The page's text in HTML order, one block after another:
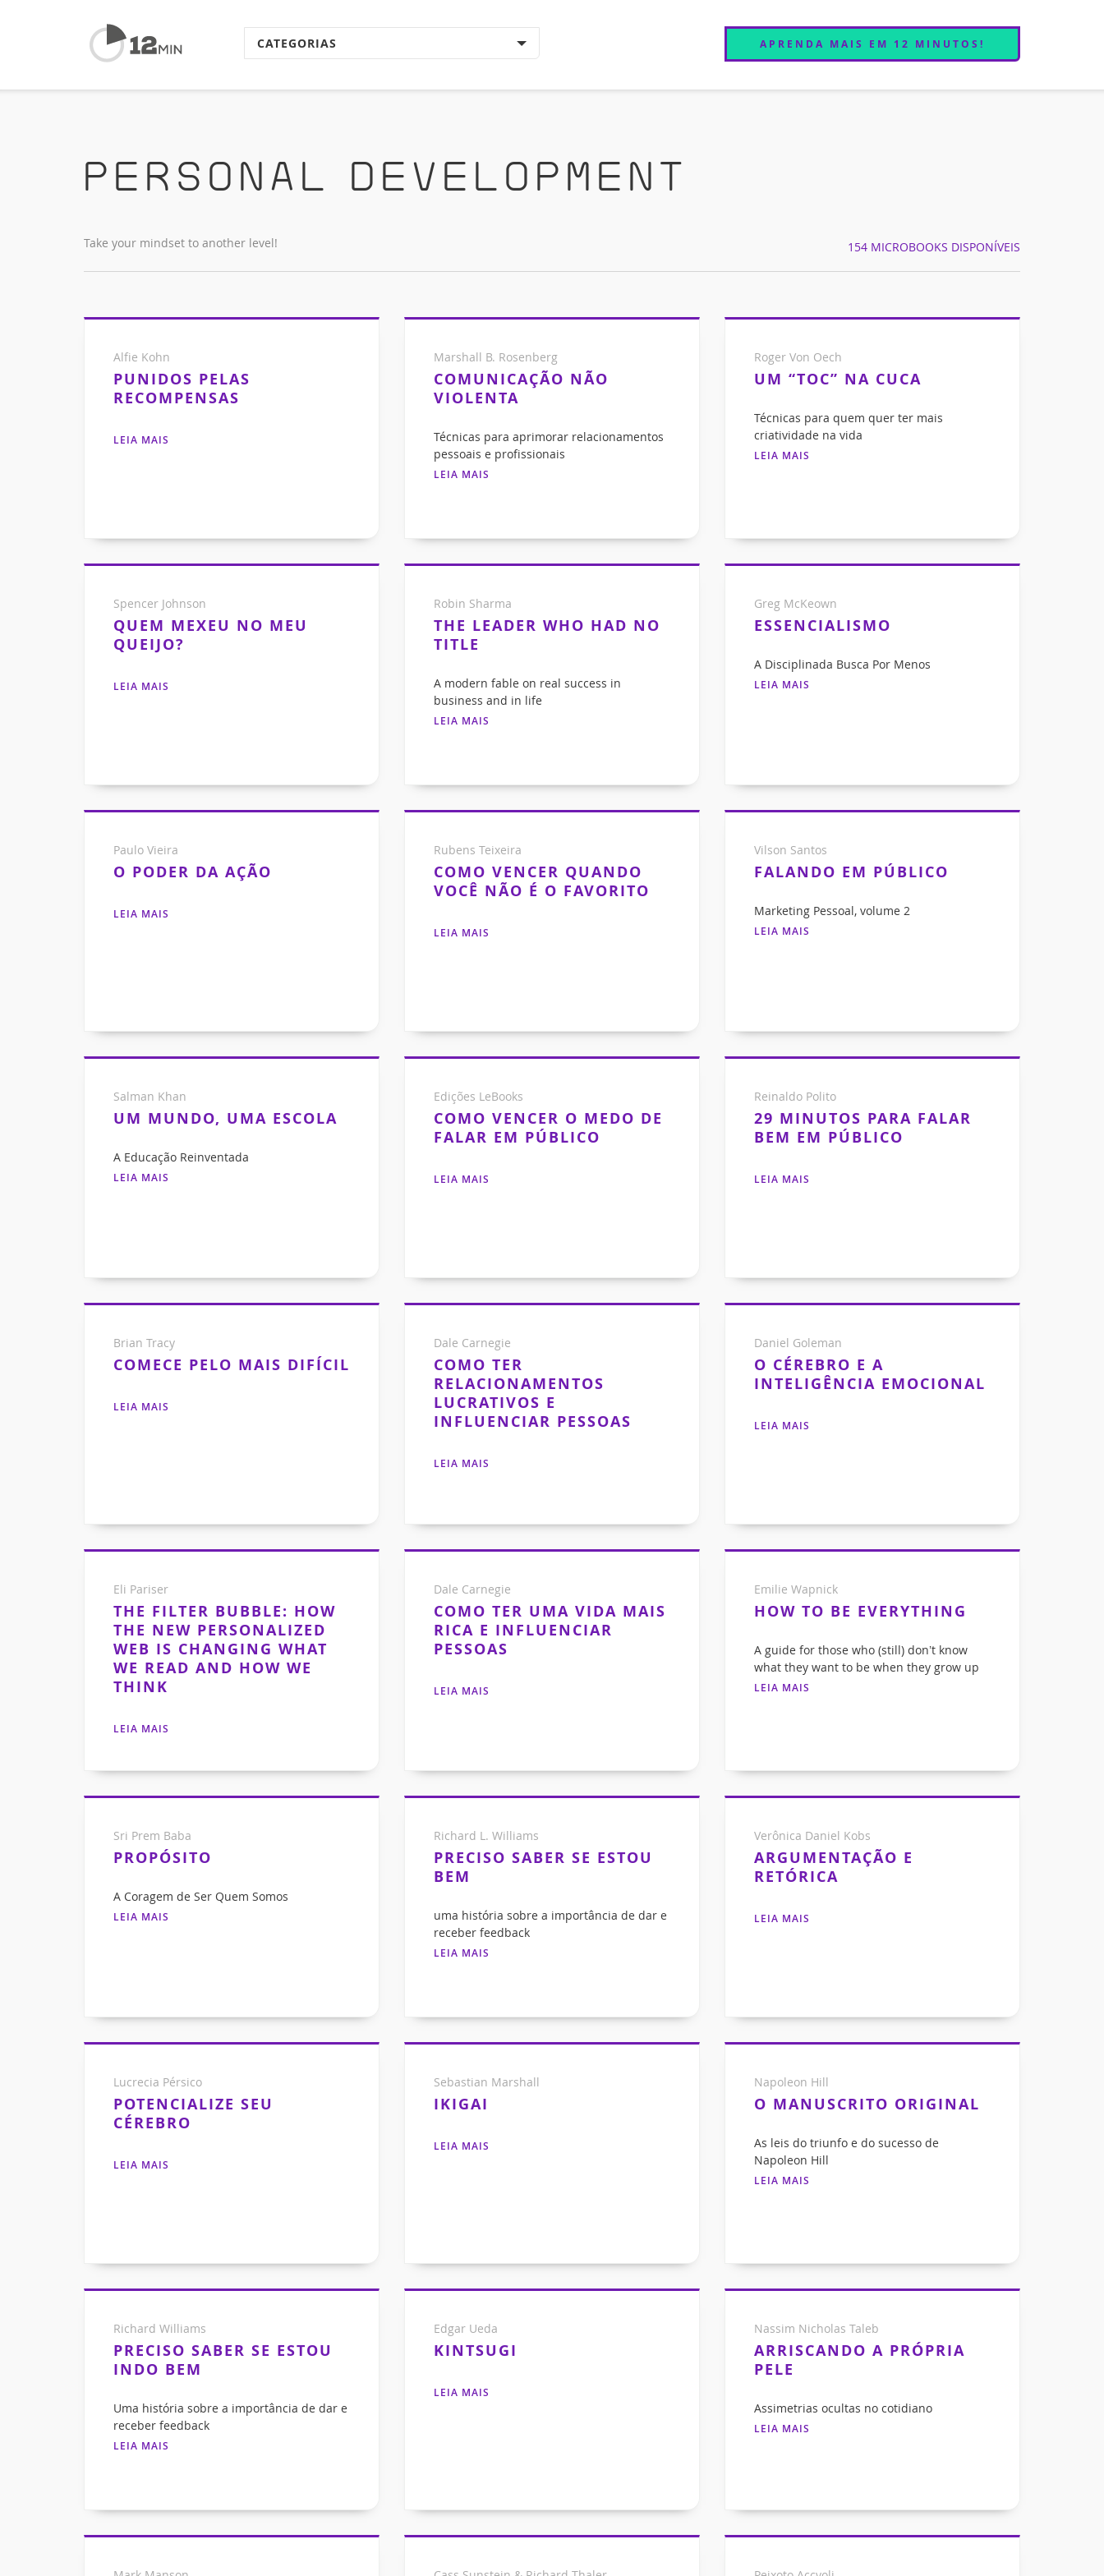
CATEGORIAS APRENDA MAIS EM 12 MINUTOS!
Personal Development
Take your mindset to another level! 154 MICROBOOKS DISPONÍVEIS
Alfie Kohn
PUNIDOS PELAS
RECOMPENSAS
LEIA MAIS
Marshall B. Rosenberg
COMUNICAÇÃO NÃO
VIOLENTA
Técnicas para aprimorar relacionamentos
pessoais e profissionais
LEIA MAIS
Roger Von Oech
UM “TOC” NA CUCA
Técnicas para quem quer ter mais
criatividade na vida
LEIA MAIS
Spencer Johnson
QUEM MEXEU NO MEU
QUEIJO?
LEIA MAIS
Robin Sharma
THE LEADER WHO HAD NO
TITLE
A modern fable on real success in
business and in life
LEIA MAIS
Greg McKeown
ESSENCIALISMO
A Disciplinada Busca Por Menos
LEIA MAIS
Paulo Vieira
O PODER DA AÇÃO
LEIA MAIS
Rubens Teixeira
COMO VENCER QUANDO
VOCÊ NÃO É O FAVORITO
LEIA MAIS
Vilson Santos
FALANDO EM PÚBLICO
Marketing Pessoal, volume 2
LEIA MAIS
Salman Khan
UM MUNDO, UMA ESCOLA
A Educação Reinventada
LEIA MAIS
Edições LeBooks
COMO VENCER O MEDO DE
FALAR EM PÚBLICO
LEIA MAIS
Reinaldo Polito
29 MINUTOS PARA FALAR
BEM EM PÚBLICO
LEIA MAIS
Brian Tracy
COMECE PELO MAIS DIFÍCIL
LEIA MAIS
Dale Carnegie
COMO TER
RELACIONAMENTOS
LUCRATIVOS E
INFLUENCIAR PESSOAS
LEIA MAIS
Daniel Goleman
O CÉREBRO E A
INTELIGÊNCIA EMOCIONAL
LEIA MAIS
Eli Pariser
THE FILTER BUBBLE: HOW
THE NEW PERSONALIZED
WEB IS CHANGING WHAT
WE READ AND HOW WE
THINK
LEIA MAIS
Dale Carnegie
COMO TER UMA VIDA MAIS
RICA E INFLUENCIAR
PESSOAS
LEIA MAIS
Emilie Wapnick
HOW TO BE EVERYTHING
A guide for those who (still) don’t know
what they want to be when they grow up
LEIA MAIS
Sri Prem Baba
PROPÓSITO
A Coragem de Ser Quem Somos
LEIA MAIS
Richard L. Williams
PRECISO SABER SE ESTOU
BEM
uma história sobre a importância de dar e
receber feedback
LEIA MAIS
Verônica Daniel Kobs
ARGUMENTAÇÃO E
RETÓRICA
LEIA MAIS
Lucrecia Pérsico
POTENCIALIZE SEU
CÉREBRO
LEIA MAIS
Sebastian Marshall
IKIGAI
LEIA MAIS
Napoleon Hill
O MANUSCRITO ORIGINAL
As leis do triunfo e do sucesso de
Napoleon Hill
LEIA MAIS
Richard Williams
PRECISO SABER SE ESTOU
INDO BEM
Uma história sobre a importância de dar e
receber feedback
LEIA MAIS
Edgar Ueda
KINTSUGI
LEIA MAIS
Nassim Nicholas Taleb
ARRISCANDO A PRÓPRIA
PELE
Assimetrias ocultas no cotidiano
LEIA MAIS